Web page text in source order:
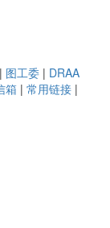
| 图工委 | DRAA
箱 | 常用链接 |